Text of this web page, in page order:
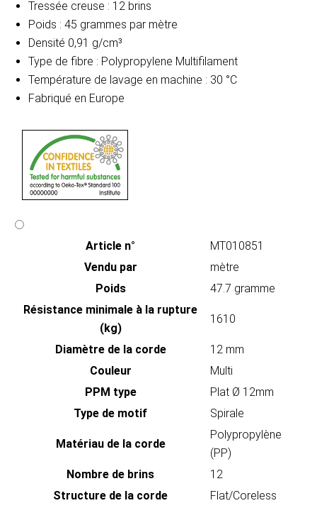
Tressée creuse : 12 brins
Poids : 45 grammes par mètre
Densité 0,91 g/cm³
Type de fibre : Polypropylene Multifilament
Température de lavage en machine : 30 °C
Fabriqué en Europe
Article n°
MT010851
Vendu par
mètre
Poids
47.7 gramme
Résistance minimale à la rupture
(kg)
1610
Diamètre de la corde
12 mm
Couleur
Multi
PPM type
Plat Ø 12mm
Type de motif
Spirale
Matériau de la corde
Polypropylène
(PP)
Nombre de brins
12
Structure de la corde
Flat/Coreless